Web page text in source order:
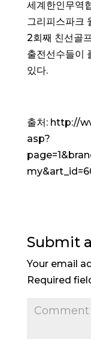
세계한인무역
그리피스파크
2회째 친선골
출전선수들이
있다.
출처: http://
asp?
Submit
Your email
Required